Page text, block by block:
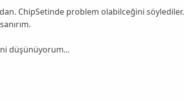
ChipSetinde problem olabilceğini söylediler.
düşünüyorum...